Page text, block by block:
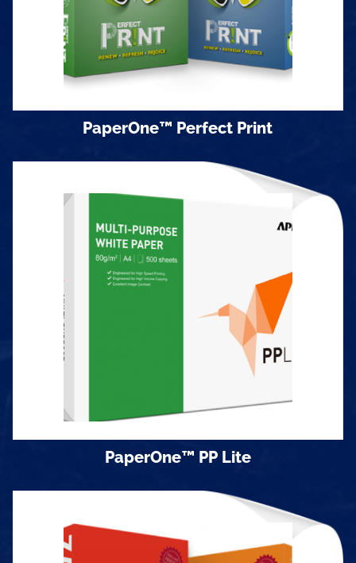
Khổ A3, A4, đóng 500 tờ/ram.
Quy cách đóng gói
5 ram/thùng
PaperOne™ Perfect Print
Định lượng
70 gsm
Khổ giấy
Khổ A3, A4, đóng 500 tờ/ram.
Quy cách đóng gói
PaperOne™ PP Lite